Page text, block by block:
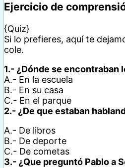
Ejercicio de
{Quiz}
Si lo prefieres, aquí te
cole.
1.- ¿Dónde se encontraban
A.- En la escuela
B.- En su casa
C.- En el parque
2.- ¿De que estaban
A.- De libros
B.- De deporte
C.- De cometas
3.- ¿Que preguntó Pablo a